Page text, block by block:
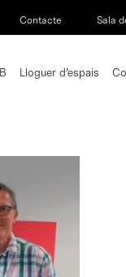
Contacte Sala
Lloguer d’espais